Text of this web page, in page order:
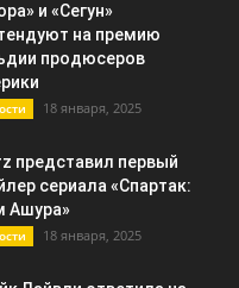
и «Сегун»
на премию
продюсеров
18 января, 2025
представил первый
сериала «Спартак:
Ашура»
18 января, 2025